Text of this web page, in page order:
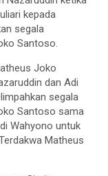
kepada
segala
Santoso.
Joko
dan Adi
segala
Santoso sama
Wahyono untuk
Matheus